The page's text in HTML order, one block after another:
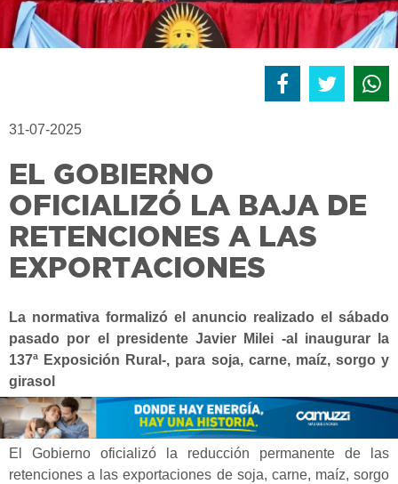
31-07-2025
EL GOBIERNO
OFICIALIZÓ LA BAJA DE
RETENCIONES A LAS
EXPORTACIONES
La normativa formalizó el anuncio realizado el sábado
pasado por el presidente Javier Milei -al inaugurar la
137ª Exposición Rural-, para soja, carne, maíz, sorgo y
girasol
El Gobierno oficializó la reducción permanente de las
retenciones a las exportaciones de soja, carne, maíz, sorgo